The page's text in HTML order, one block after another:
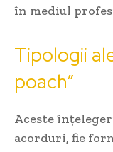
în mediul
Tipologii
poach”
Aceste
acorduri, fie